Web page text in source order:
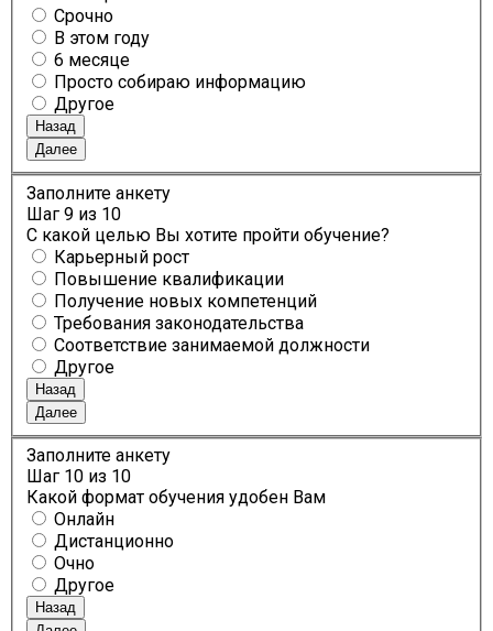
Срочно
В этом году
6 месяце
Просто собираю информацию
Другое
Назад
Далее
Заполните анкету
Шаг 9 из 10
С какой целью Вы хотите пройти обучение?
Карьерный рост
Повышение квалификации
Получение новых компетенций
Требования законодательства
Соответствие занимаемой должности
Другое
Назад
Далее
Заполните анкету
Шаг 10 из 10
Какой формат обучения удобен Вам
Онлайн
Дистанционно
Очно
Другое
Назад